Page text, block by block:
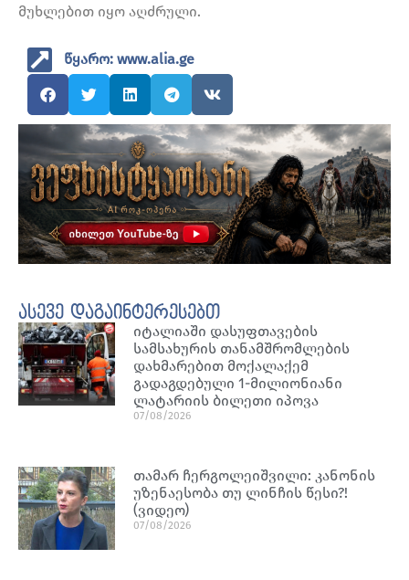
მუხლებით იყო აღძრული.
წყარო: www.alia.ge
ასევე დაგაინტერესებთ
იტალიაში დასუფთავების
სამსახურის თანამშრომლების
დახმარებით მოქალაქემ
გადაგდებული 1-მილიონიანი
ლატარიის ბილეთი იპოვა
07/08/2026
თამარ ჩერგოლეიშვილი: კანონის
უზენაესობა თუ ლინჩის წესი?!
(ვიდეო)
07/08/2026